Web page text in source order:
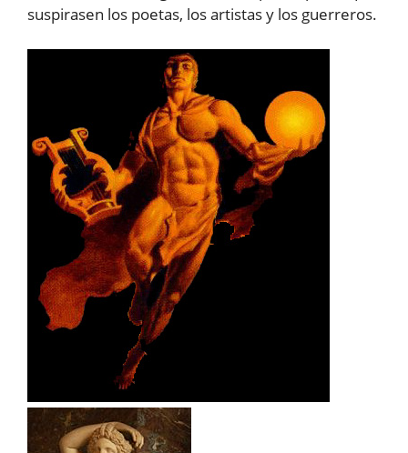
suspirasen los poetas, los artistas y los guerreros.